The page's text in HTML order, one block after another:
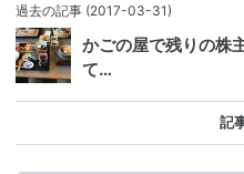
過去の記事 (2017-03-31)
かごの屋で残りの株
て…
記